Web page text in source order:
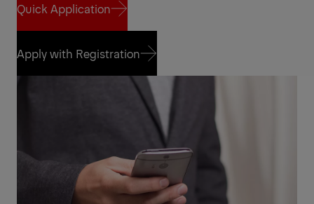
Quick Application
Quick Application
Apply with Registration
Apply with Registration